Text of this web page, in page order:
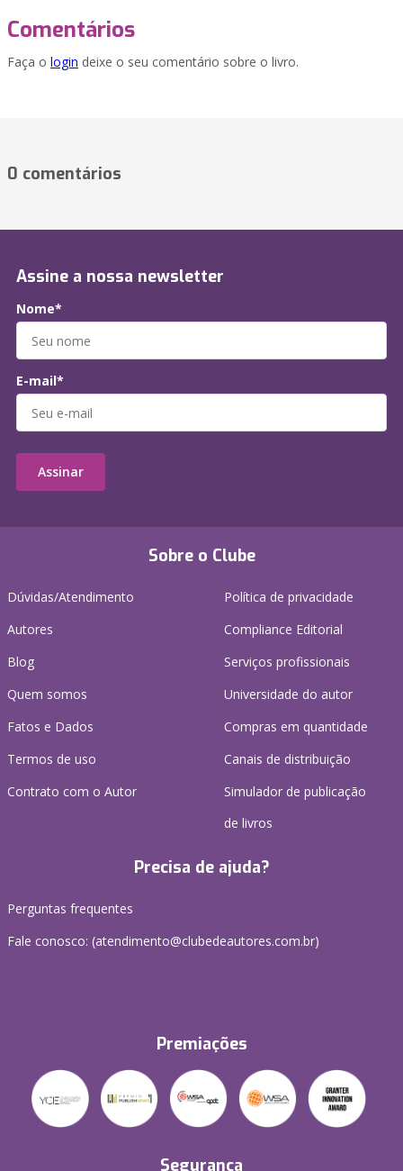
Comentários
Faça o login deixe o seu comentário sobre o livro.
0 comentários
Sobre o Clube
Dúvidas/Atendimento
Autores
Blog
Quem somos
Fatos e Dados
Termos de uso
Contrato com o Autor
Política de privacidade
Compliance Editorial
Serviços profissionais
Universidade do autor
Compras em quantidade
Canais de distribuição
Simulador de publicação
de livros
Precisa de ajuda?
Perguntas frequentes
Fale conosco: (atendimento@clubedeautores.com.br)
Premiações
Segurança
Assine a nossa newsletter
Nome*
E-mail*
Assinar